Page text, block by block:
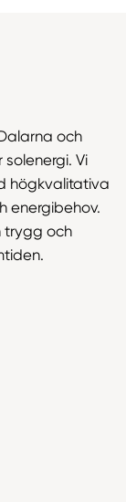
och
Vi
högkvalitativa
energibehov.
trygg och